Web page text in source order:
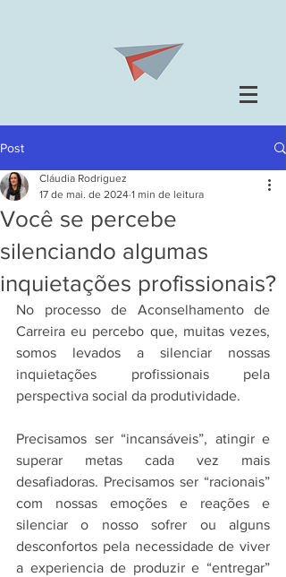
Post
Você se percebe
silenciando algumas
inquietações profissionais?
Cláudia Rodriguez
17 de mai. de 2024 1 min de leitura
No processo de Aconselhamento de
Carreira eu percebo que, muitas vezes,
somos levados a silenciar nossas
inquietações profissionais pela
perspectiva social da produtividade.
Precisamos ser “incansáveis”, atingir e
superar metas cada vez mais
desafiadoras. Precisamos ser “racionais”
com nossas emoções e reações e
silenciar o nosso sofrer ou alguns
desconfortos pela necessidade de viver
a experiencia de produzir e “entregar”